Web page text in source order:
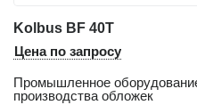
Kolbus BF 40T
Цена по запросу
Промышленное
производства обложек